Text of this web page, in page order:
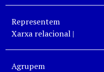
Representem
Xarxa relacional|
Agrupem